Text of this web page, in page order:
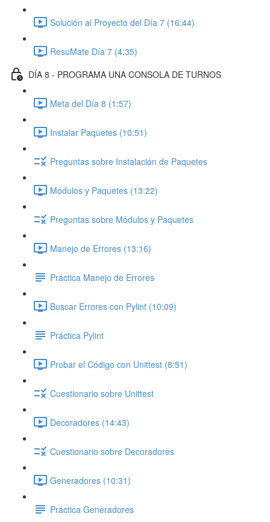
Solución al Proyecto del Día 7 (16:44)
ResuMate Día 7 (4:35)
DÍA 8 - PROGRAMA UNA CONSOLA DE TURNOS
Meta del Día 8 (1:57)
Instalar Paquetes (10:51)
Preguntas sobre Instalación de Paquetes
Módulos y Paquetes (13:22)
Preguntas sobre Módulos y Paquetes
Manejo de Errores (13:16)
Práctica Manejo de Errores
Buscar Errores con Pylint (10:09)
Práctica Pylint
Probar el Código con Unittest (8:51)
Cuestionario sobre Unittest
Decoradores (14:43)
Cuestionario sobre Decoradores
Generadores (10:31)
Práctica Generadores